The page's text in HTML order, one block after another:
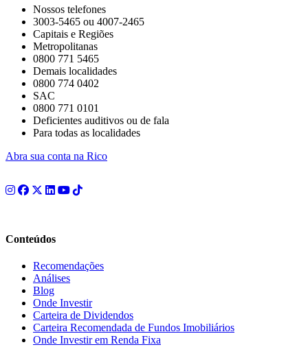
Nossos telefones
3003-5465 ou 4007-2465
Capitais e Regiões
Metropolitanas
0800 771 5465
Demais localidades
0800 774 0402
SAC
0800 771 0101
Deficientes auditivos ou de fala
Para todas as localidades
Abra sua conta na Rico
Conteúdos
Recomendações
Análises
Blog
Onde Investir
Carteira de Dividendos
Carteira Recomendada de Fundos Imobiliários
Onde Investir em Renda Fixa